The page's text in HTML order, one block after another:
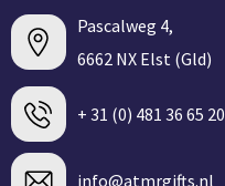
Pascalweg 4,
6662 NX Elst (Gld)
+ 31 (0) 481 36 65 20
info@atmrgifts.nl